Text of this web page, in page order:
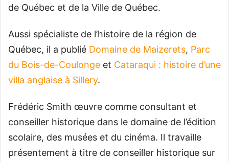
de Québec et de la Ville de Québec.
Aussi spécialiste de l’histoire de la région de
Québec, il a publié Domaine de Maizerets, Parc
du Bois-de-Coulonge et Cataraqui : histoire d’une
villa anglaise à Sillery.
Frédéric Smith œuvre comme consultant et
conseiller historique dans le domaine de l’édition
scolaire, des musées et du cinéma. Il travaille
présentement à titre de conseiller historique sur